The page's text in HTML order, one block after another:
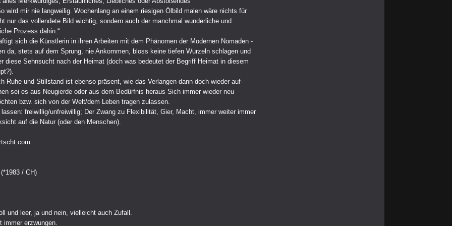
wird mir nie langweilig. Wochenlang an einem riesigen Ölbild malen wäre nichts für
nur das vollendete Bild wichtig, sondern auch der manchmal wunderliche und
Prozess dahin.“
sich die Künstlerin in ihren Arbeiten mit dem Phänomen der Modernen Nomaden -
da, stets auf dem Sprung, nie Ankommen, bloss keine tiefen Wurzeln schlagen und
diese Sehnsucht nach der Heimat (doch was bedeutet der Begriff Heimat in diesem
Ruhe und Stillstand ist ebenso präsent, wie das Verlangen dann doch wieder auf-
sei es aus Neugierde oder aus dem Bedürfnis heraus Sich immer wieder neu
bzw. sich von der Welt/dem Leben tragen zulassen.
freiwillig/unfreiwillig; Der Zwang zu Flexibilität, Gier, Macht, immer weiter immer
auf die Natur (oder den Menschen).
/ CH)
und leer, ja und nein, vielleicht auch Zufall.
immer erzwungen.